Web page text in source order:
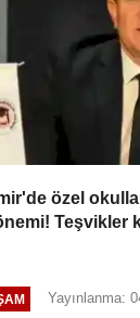
özel
Teşvikler
Yayınlanma: